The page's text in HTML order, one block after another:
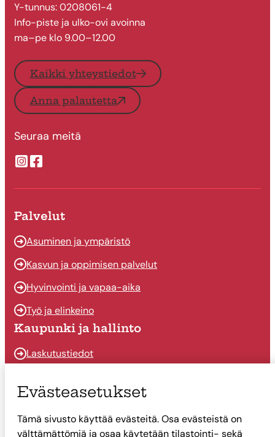
Y-tunnus: 0208061-4
Info-piste ja ulko-ovi avoinna
ma–pe klo 9.00–12.00
Kaikki yhteystiedot
Anna palautetta
Seuraa meitä
Suonenjoen kaupungin Instragram
Suonenjoen kaupungin Facebook
Palvelut
Asuminen ja ympäristö
Kasvun ja oppimisen palvelut
Hyvinvointi ja vapaa-aika
Työ ja elinkeino
Kaupunki ja hallinto
Laskutustiedot
Päätöksenteko
Talous
Evästeasetukset
Tämä sivusto käyttää evästeitä. Osa evästeistä on
välttämättömiä ja osaa käytetään tilastointi- sekä